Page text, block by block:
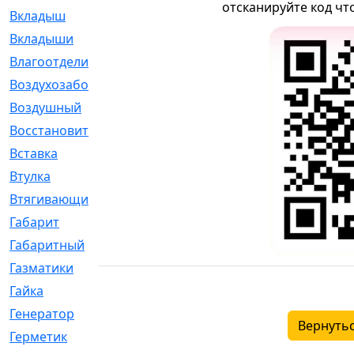
Вкладыш
Вкладыши
Влагоотделитель
Воздухозаборник
Воздушный
Восстановительный
Вставка
Втулка
Втягивающий
Габарит
Габаритный
Газматики
[117]
Гайка
Генератор
Герметик
отсканируйте код